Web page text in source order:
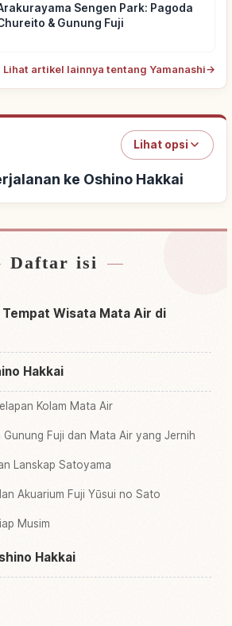
Sengen Park: Pagoda
& Gunung Fuji
Lihat artikel lainnya tentang Yamanashi→
Lihat opsi
ke Oshino Hakkai
dekat Oshino Hakkai
di Oshino Hakkai↗
Daftar isi
Tempat Wisata Mata Air di
Hakkai
Kolam Mata Air
Gunung Fuji dan Mata Air yang Jernih
Lanskap Satoyama
Akuarium Fuji Yūsui no Sato
Musim
Hakkai